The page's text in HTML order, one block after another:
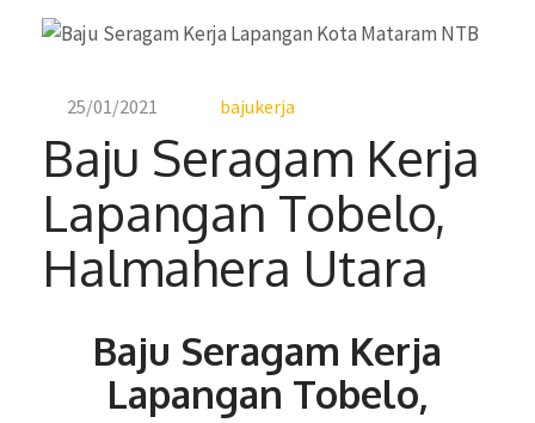
25/01/2021 bajukerja
Baju Seragam Kerja
Lapangan Tobelo,
Halmahera Utara
Baju Seragam Kerja
Lapangan Tobelo,